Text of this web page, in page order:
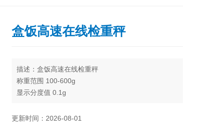
盒饭高速在线检重秤
描述：盒饭高速在线检重秤
称重范围 100-600g
显示分度值 0.1g
&amp;amp;amp;amp;amp;amp;amp;amp;amp;#177;0.5
更新时间：2026-08-01